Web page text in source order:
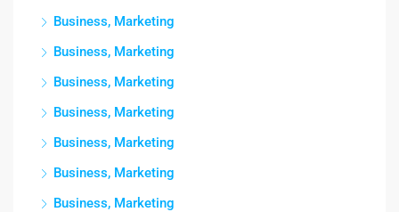
Business, Marketing
Business, Marketing
Business, Marketing
Business, Marketing
Business, Marketing
Business, Marketing
Business, Marketing